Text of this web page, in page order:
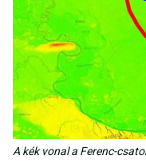
A kék vonal a Ferenc-